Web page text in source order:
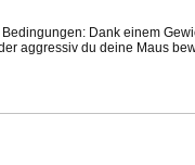
Dank einem
aggressiv du deine Maus